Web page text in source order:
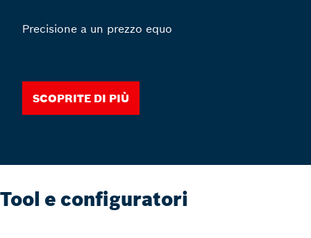
Precisione a un prezzo equo
Scoprite di più
Tool e configuratori